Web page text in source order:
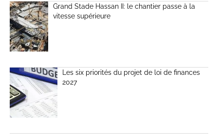
Grand Stade Hassan II: le chantier passe à la
vitesse supérieure
Les six priorités du projet de loi de finances
2027